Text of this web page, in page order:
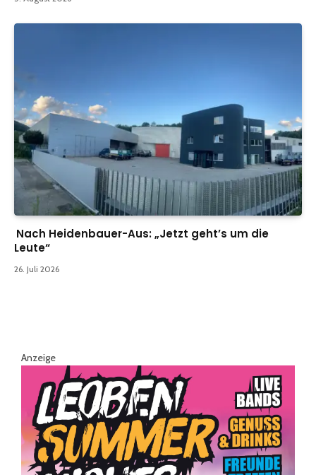
Nach Heidenbauer-Aus: „Jetzt geht’s um die
Leute“
26. Juli 2026
Anzeige